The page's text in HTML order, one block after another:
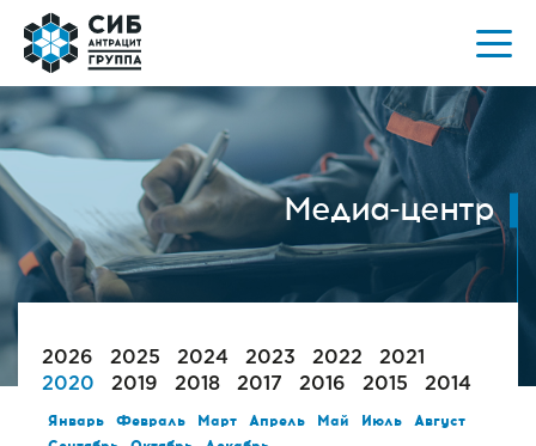
Медиа-центр
2026 2025 2024 2023 2022
2021
2020
2019 2018 2017 2016 2015 2014
Январь Февраль Март Апрель Май Июль
Август